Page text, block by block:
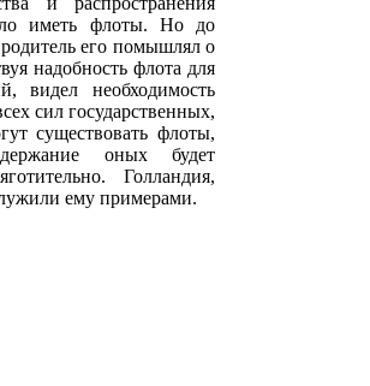
иметь флоты. Но до
его помышлял о
надобность флота для
видел необходимость
сил государственных,
существовать флоты,
оных будет
Голландия,
ему примерами.